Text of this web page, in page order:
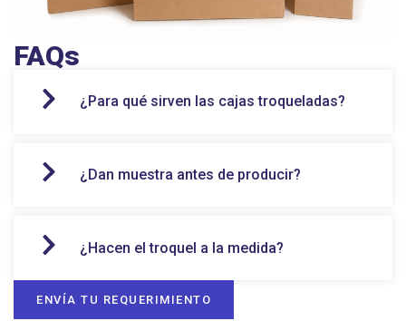
FAQs
¿Para qué sirven las cajas troqueladas?
¿Dan muestra antes de producir?
¿Hacen el troquel a la medida?
ENVÍA TU REQUERIMIENTO